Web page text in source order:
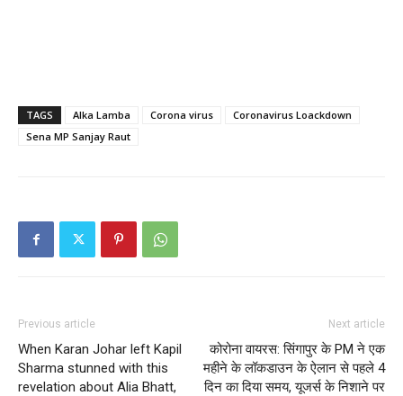
TAGS Alka Lamba Corona virus
Coronavirus Loackdown
Sena MP Sanjay Raut
Previous article
When Karan Johar left Kapil
Sharma stunned with this
revelation about Alia Bhatt,
Next article
कोरोना वायरस: सिंगापुर के PM ने एक
महीने के लॉकडाउन के ऐलान से पहले 4
दिन का दिया समय, यूजर्स के निशाने पर